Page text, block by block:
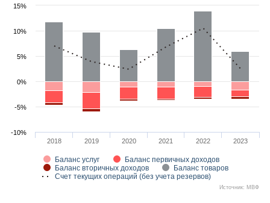
Баланс услуг
Баланс первичных доходов
Баланс вторичных доходов
Баланс товаров
Счет текущих операций (без учета резервов)
2018 2019 2020 2021 2022 2023
-10%
-5%
0%
5%
10%
15%
Источник: МВФ